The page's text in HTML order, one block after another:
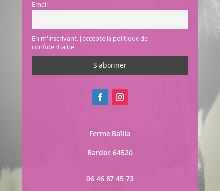
Email
En m'inscrivant, j'accepte la politique de
confidentialité
Ferme Baïlia
Bardos 64520
06 46 87 45 73